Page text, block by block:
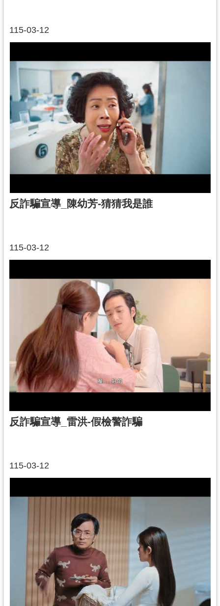
115-03-12
反詐騙宣導_陳幼芳-猜猜我是誰
115-03-12
反詐騙宣導_雷洪-假檢警詐騙
115-03-12